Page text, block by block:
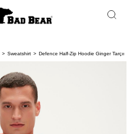
Sweatshirt Defence Half-Zip Hoodie Ginger Tarçın